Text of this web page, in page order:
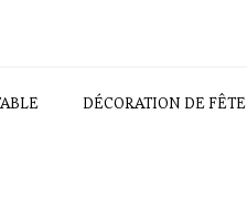
DÉCORATION DE FÊTE